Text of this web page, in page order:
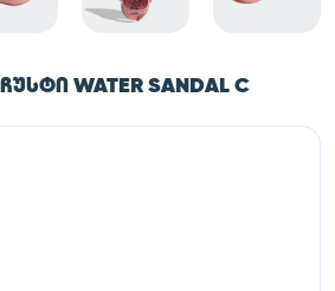
WATER SANDAL C